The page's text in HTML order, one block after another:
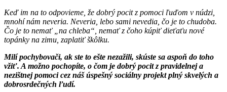
Keď im na to odpovieme, že dobrý pocit z pomoci ľuďom v núdzi,
mnohí nám neveria. Neveria, lebo sami nevedia, čo je to chudoba.
Čo je to nemať „na chleba“, nemať z čoho kúpiťdieťaťu nové
topánky na zimu, zaplatiť škôlku.
Milí pochybovači, ak ste to ešte nezažili, skúste sa aspoň do toho
vžiť. A možno pochopíte, o čom je dobrý pocit z pravidelnej a
nezištnej pomoci cez náš úspešný sociálny projekt plný skvelých a
dobrosrdečných ľudí.